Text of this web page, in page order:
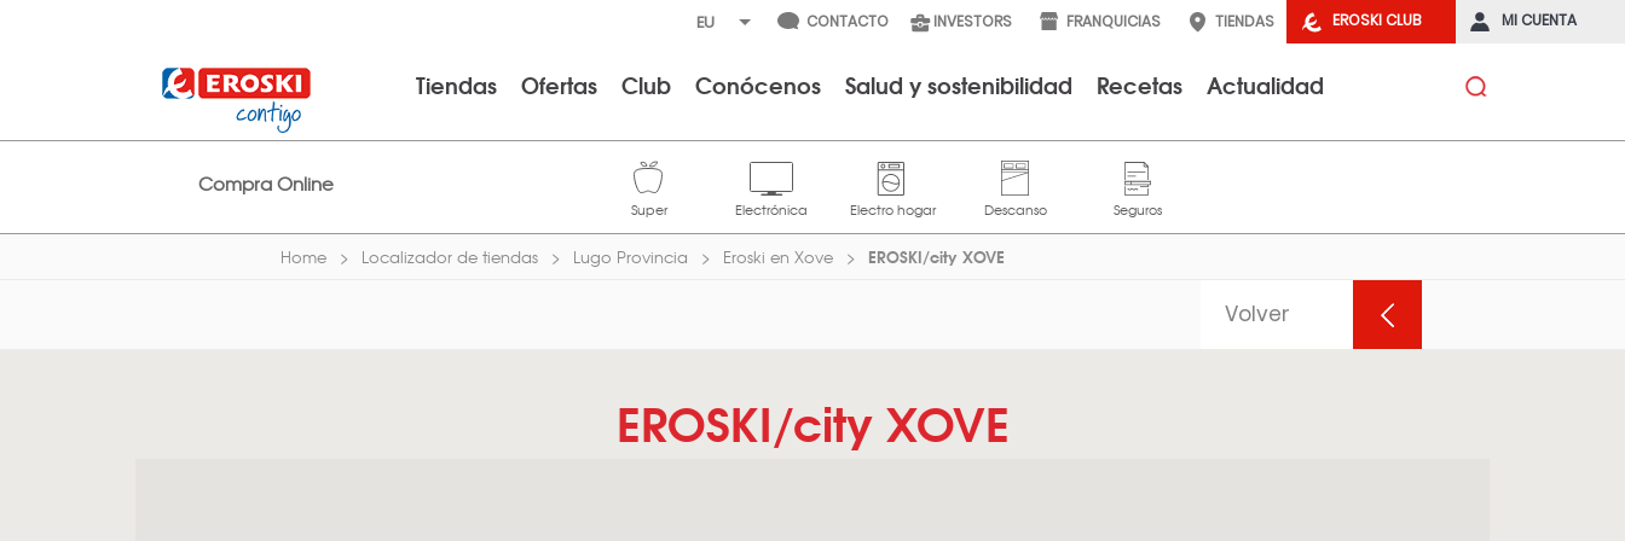
EROSKI CLUB MI CUENTA
CONTACTO INVESTORS FRANQUICIAS TIENDAS
Tiendas Ofertas Club Conócenos Salud y sostenibilidad Recetas Actualidad
Compra Online
Home Localizador de tiendas Lugo Provincia Eroski en Xove EROSKI/city XOVE
Volver
EROSKI/city XOVE